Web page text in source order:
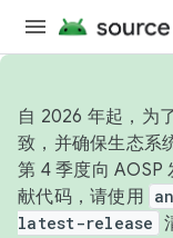
自 2026 年起，为
致，并确保生态系
第 4 季度向 AOSP
献代码，请使用
latest-release